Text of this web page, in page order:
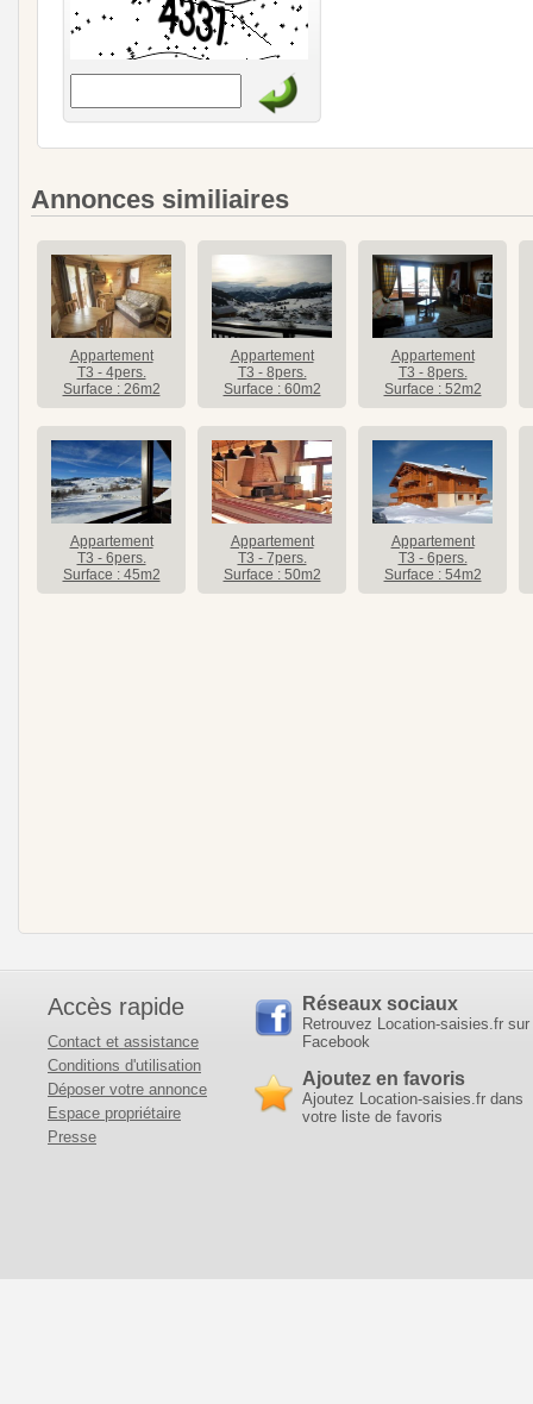
Annonces similiaires
Appartement
T3 - 4pers.
Surface : 26m2
Appartement
T3 - 8pers.
Surface : 60m2
Appartement
T3 - 8pers.
Surface : 52m2
Appartement
T3 - 6pers.
Surface : 45m2
Appartement
T3 - 7pers.
Surface : 50m2
Appartement
T3 - 6pers.
Surface : 54m2
Accès rapide
Contact et assistance
Conditions d'utilisation
Déposer votre annonce
Espace propriétaire
Presse
Réseaux sociaux
Retrouvez Location-saisies.fr sur
Facebook
Ajoutez en favoris
Ajoutez Location-saisies.fr dans
votre liste de favoris